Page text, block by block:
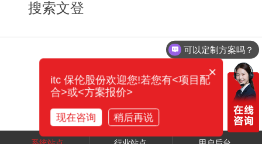
搜索文登
可以定制方案吗？
×
itc 保伦股份欢迎您!若您有<项目配
合>或<方案报价>
现在咨询 稍后再说